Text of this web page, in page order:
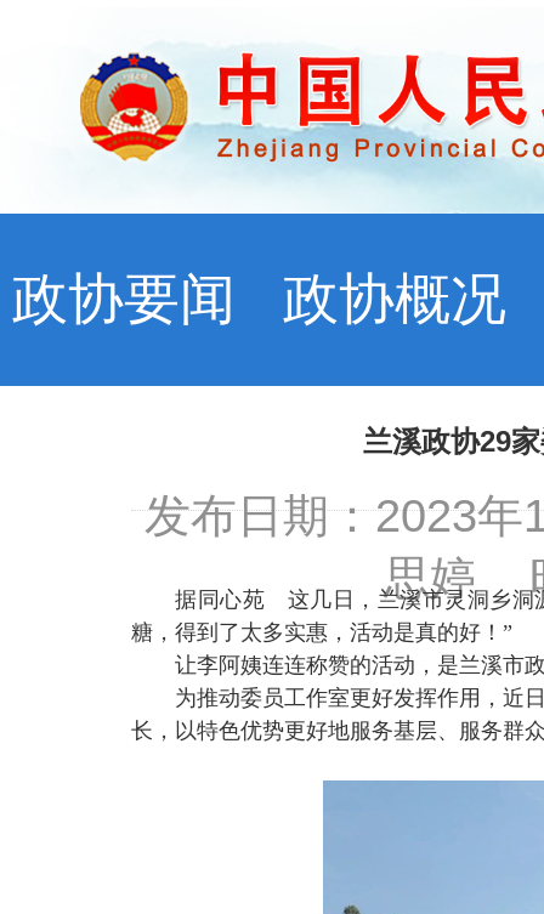
政协要闻 政协概况
兰溪政协29
发布日期：2023
思婷
据同心苑
这几日，兰溪市灵洞乡洞
糖，得到了太多实惠，活动是真的好！”
让李阿姨连连称赞的活动，是兰溪市
为推动委员工作室更好发挥作用，近
长，以特色优势更好地服务基层、服务群